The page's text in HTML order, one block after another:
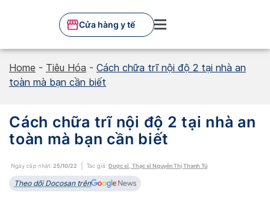
Cửa hàng y tế
Home - Tiêu Hóa - Cách chữa trĩ nội độ 2 tại nhà an
toàn mà bạn cần biết
Cách chữa trĩ nội độ 2 tại nhà an
toàn mà bạn cần biết
Ngày cập nhật: 25/10/22 Tác giả: Dược sĩ, Thạc sĩ Nguyễn Thị Thanh Tú
Theo dõi Docosan trên